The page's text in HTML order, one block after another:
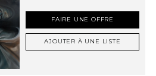
FAIRE UNE OFFRE
AJOUTER À UNE LISTE